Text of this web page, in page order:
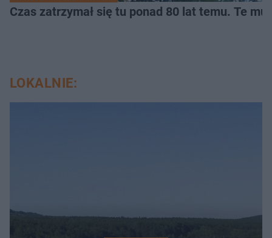
Czas zatrzymał się tu ponad 80 lat temu. Te
LOKALNIE: